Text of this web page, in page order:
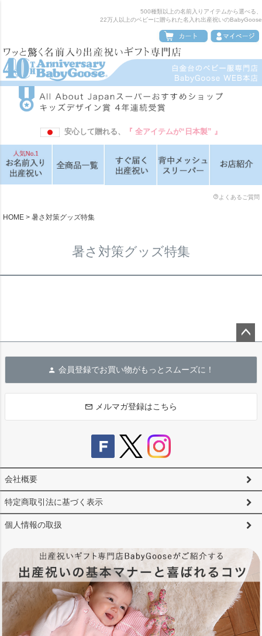
500種類以上の名前入りアイテムから選べる、
22万人以上のベビーに贈られた名入れ出産祝いのBabyGoose
安心して贈れる、 『 全アイテムが“日本製” 』
よくあるご質問
HOME 暑さ対策グッズ特集
暑さ対策グッズ特集
へ
会員登録でお買い物がもっとスムーズに！
メルマガ登録はこちら
会社概要
特定商取引法に基づく表示
個人情報の取扱